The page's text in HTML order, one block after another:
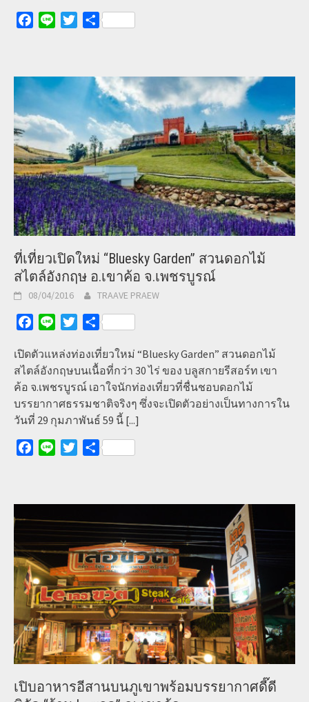
Facebook
Line TwitterShare
ที่เที่ยวเปิดใหม่ “Bluesky Garden” สวนดอกไม้
สไตล์อังกฤษ อ.เขาค้อ จ.เพชรบูรณ์
08/04/2016 TRAAVE PRAEW
Facebook
Line TwitterShare
เปิดตัวแหล่งท่องเที่ยวใหม่ “Bluesky Garden” สวนดอกไม้
สไตล์อังกฤษบนเนื้อที่กว่า 30 ไร่ ของ บลูสกายรีสอร์ท เขา
ค้อ จ.เพชรบูรณ์ เอาใจนักท่องเที่ยวที่ชื่นชอบดอกไม้
บรรยากาศธรรมชาติจริงๆ ซึ่งจะเปิดตัวอย่างเป็นทางการใน
วันที่ 29 กุมภาพันธ์ 59 นี้ [...]
Facebook
Line TwitterShare
เปิบอาหารอีสานบนภูเขาพร้อมบรรยากาศดี๊ดี